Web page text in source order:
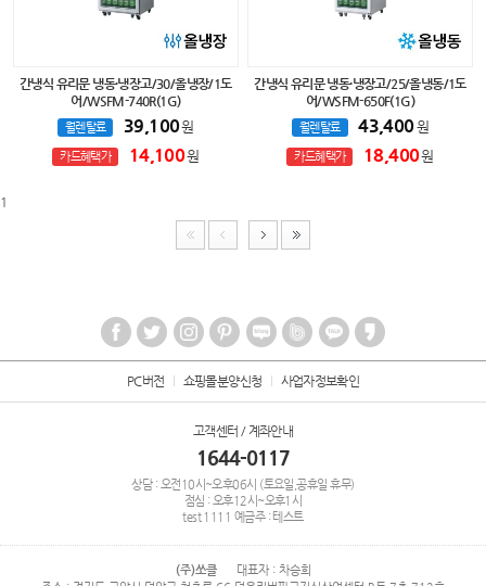
간냉식 유리문 냉동·냉장고/30/올냉장/1도
어/WSFM-740R(1G)
월렌탈료 39,100원
카드혜택가 14,100원
간냉식 유리문 냉동·냉장고/25/올냉동/1도
어/WSFM-650F(1G)
월렌탈료 43,400원
카드혜택가 18,400원
1
PC버전 쇼핑몰분양신청 사업자정보확인
고객센터 / 계좌안내
1644-0117
상담 : 오전10시~오후06시 (토요일,공휴일 휴무)
점심 : 오후12시~오후1시
test1111 예금주 : 테스트
(주)쏘클
대표자 : 차승희